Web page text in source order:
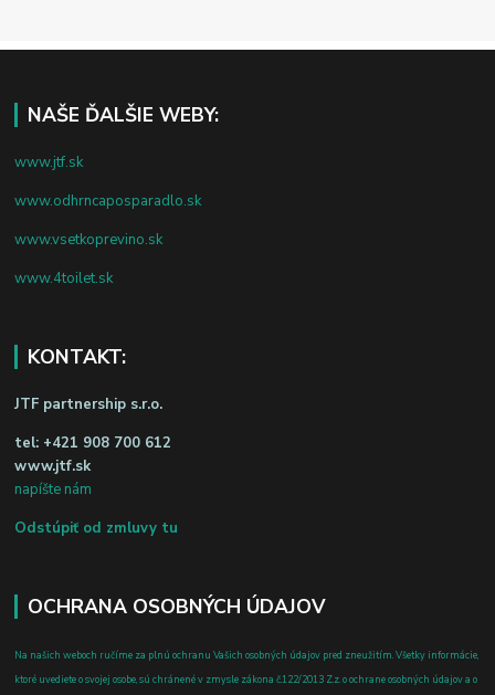
NAŠE ĎALŠIE WEBY:
www.jtf.sk
www.odhrncaposparadlo.sk
www.vsetkoprevino.sk
www.4toilet.sk
KONTAKT:
JTF partnership s.r.o.
tel: +421 908 700 612
www.jtf.sk
napíšte nám
Odstúpiť od zmluvy tu
OCHRANA OSOBNÝCH ÚDAJOV
Na našich weboch ručíme za plnú ochranu Vašich osobných údajov pred zneužitím. Všetky informácie,
ktoré uvediete o svojej osobe, sú chránené v zmysle zákona č.122/2013 Z.z. o ochrane osobných údajov a o